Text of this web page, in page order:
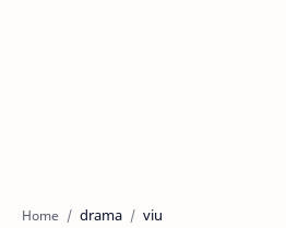
Home drama viu